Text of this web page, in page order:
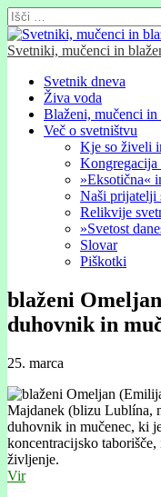
Išči:
Svetniki, mučenci in
Glavni
meni
Skip
content
Svetnik dneva
Živa voda
Blaženi, mučenci in
Več o svetništvu
Kje so živeli
Kongregacija
»Eksotična«
Naši prijatelji
Relikvije
»Svetost
Slovar
Piškotki
blaženi
duhovnik in
25. marca
Majdanek (blizu Lublína,
duhovnik in mučenec, ki
koncentracĳsko
življenje.
Vir